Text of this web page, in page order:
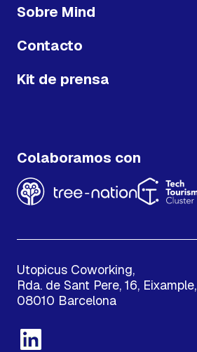
Sobre Mind
Contacto
Kit de prensa
Colaboramos con
Utopicus Coworking,
Rda. de Sant Pere, 16, Eixample,
08010 Barcelona